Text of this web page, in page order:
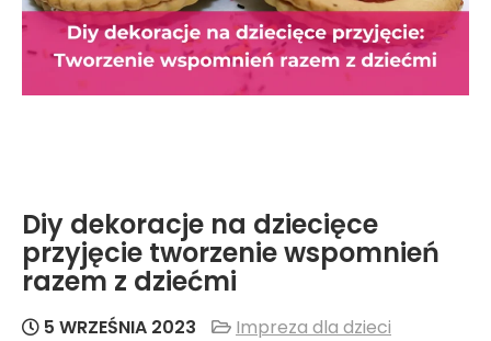
Diy dekoracje na dziecięce
przyjęcie tworzenie wspomnień
razem z dziećmi
5 WRZEŚNIA 2023 Impreza dla dzieci